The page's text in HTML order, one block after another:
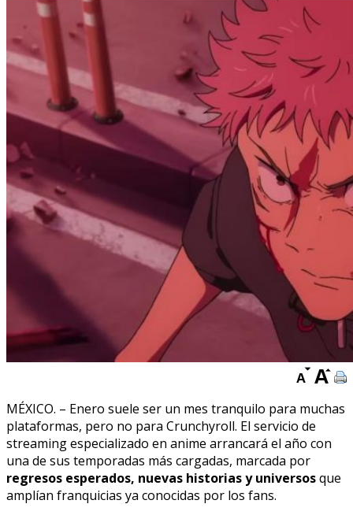
MÉXICO. – Enero suele ser un mes tranquilo para muchas
plataformas, pero no para Crunchyroll. El servicio de
streaming especializado en anime arrancará el año con
una de sus temporadas más cargadas, marcada por
regresos esperados, nuevas historias y universosque
amplían franquicias ya conocidas por los fans.